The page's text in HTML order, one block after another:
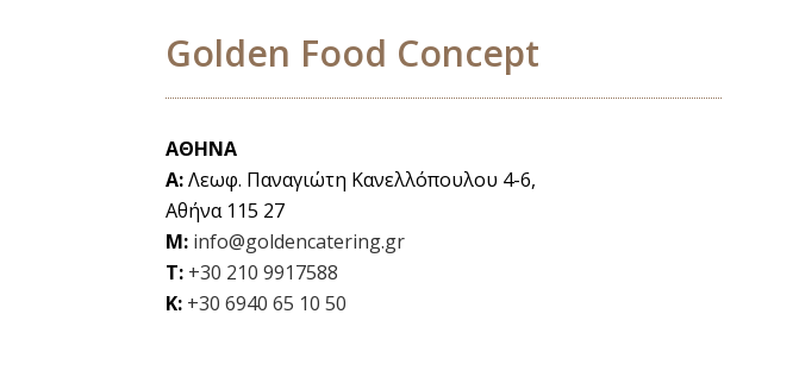
Golden Food Concept
ΑΘΗΝΑ
A:Λεωφ. Παναγιώτη Κανελλόπουλου 4-6,
Αθήνα 115 27
M: info@goldencatering.gr
T: +30 210 9917588
K: +30 6940 65 10 50